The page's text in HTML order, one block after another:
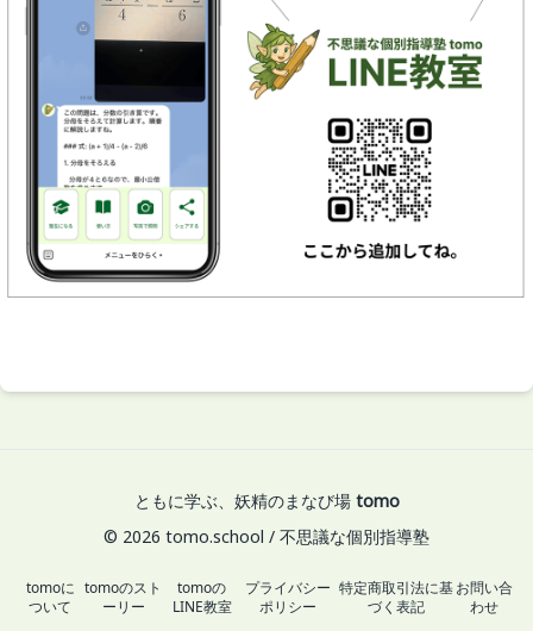
ともに学ぶ、妖精のまなび場 tomo
© 2026 tomo.school / 不思議な個別指導塾
tomoに
ついて
tomoのスト
ーリー
tomoの
LINE教室
プライバシー
ポリシー
特定商取引法に基
づく表記
お問い合
わせ